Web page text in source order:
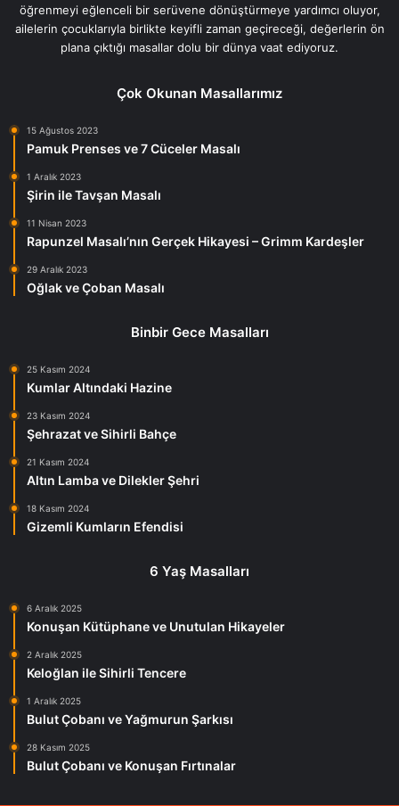
öğrenmeyi eğlenceli bir serüvene dönüştürmeye yardımcı oluyor,
ailelerin çocuklarıyla birlikte keyifli zaman geçireceği, değerlerin ön
plana çıktığı masallar dolu bir dünya vaat ediyoruz.
Çok Okunan Masallarımız
15 Ağustos 2023
Pamuk Prenses ve 7 Cüceler Masalı
1 Aralık 2023
Şirin ile Tavşan Masalı
11 Nisan 2023
Rapunzel Masalı’nın Gerçek Hikayesi – Grimm Kardeşler
29 Aralık 2023
Oğlak ve Çoban Masalı
Binbir Gece Masalları
25 Kasım 2024
Kumlar Altındaki Hazine
23 Kasım 2024
Şehrazat ve Sihirli Bahçe
21 Kasım 2024
Altın Lamba ve Dilekler Şehri
18 Kasım 2024
Gizemli Kumların Efendisi
6 Yaş Masalları
6 Aralık 2025
Konuşan Kütüphane ve Unutulan Hikayeler
2 Aralık 2025
Keloğlan ile Sihirli Tencere
1 Aralık 2025
Bulut Çobanı ve Yağmurun Şarkısı
28 Kasım 2025
Bulut Çobanı ve Konuşan Fırtınalar